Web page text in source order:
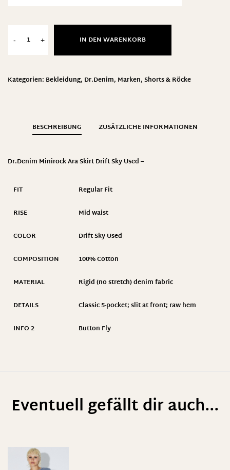
- + IN DEN WARENKORB
Kategorien: Bekleidung, Dr.Denim, Marken,Shorts & Röcke
BESCHREIBUNG ZUSÄTZLICHE INFORMATIONEN
Dr.Denim Minirock Ara Skirt Drift Sky Used –
FIT Regular Fit
RISE Mid waist
COLOR Drift Sky Used
COMPOSITION 100% Cotton
MATERIAL Rigid (no stretch) denim fabric
DETAILS Classic 5-pocket; slit at front; raw hem
INFO 2 Button Fly
Eventuell gefällt dir auch...